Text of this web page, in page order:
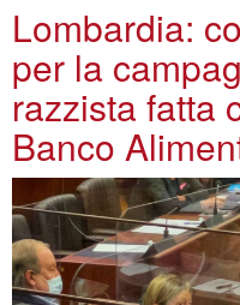
Lombardia:
per la
razzista fatta
Banco